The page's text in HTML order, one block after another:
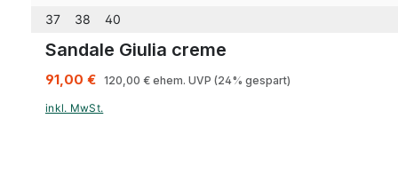
37 38 40
Sandale Giulia creme
91,00 € 120,00 € ehem. UVP (24% gespart)
inkl. MwSt.